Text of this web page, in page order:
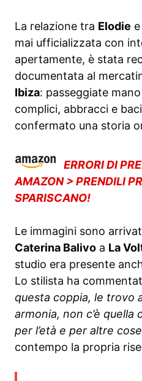
La relazione tra Elodie e
mai ufficializzata con
apertamente, è stata
documentata al
Ibiza: passeggiate
complici, abbracci e
confermato una storia
ERRORI DI
AMAZON > PRENDILI
SPARISCANO!
Le immagini sono
Caterina Balivo a La
studio era presente
Lo stilista ha
questa coppia, le trovo
armonia, non c’è
per l’età e per altre
contempo la propria